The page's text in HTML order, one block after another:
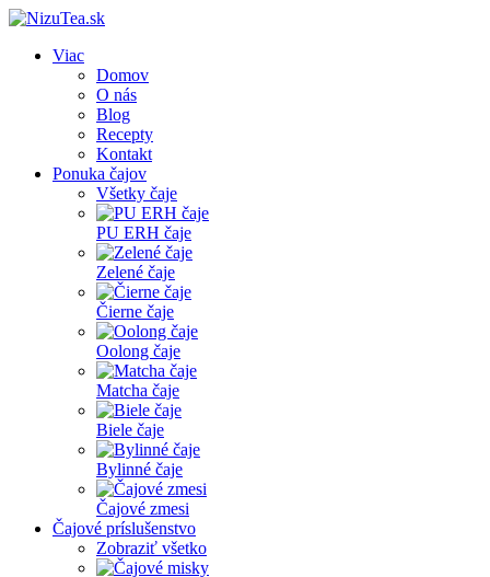
Viac
Domov
O nás
Blog
Recepty
Kontakt
Ponuka čajov
Všetky čaje
PU ERH čaje
Zelené čaje
Čierne čaje
Oolong čaje
Matcha čaje
Biele čaje
Bylinné čaje
Čajové zmesi
Čajové príslušenstvo
Zobraziť všetko